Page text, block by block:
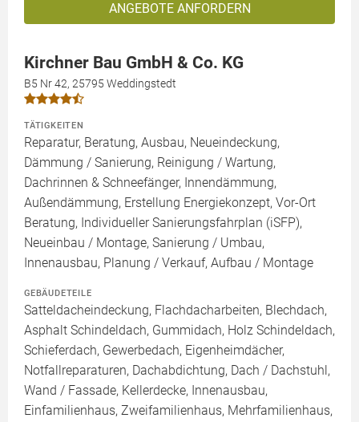
ANGEBOTE ANFORDERN
Kirchner Bau GmbH & Co. KG
B5 Nr 42, 25795 Weddingstedt
TÄTIGKEITEN
Reparatur, Beratung, Ausbau, Neueindeckung,
Dämmung / Sanierung, Reinigung / Wartung,
Dachrinnen & Schneefänger, Innendämmung,
Außendämmung, Erstellung Energiekonzept, Vor-Ort
Beratung, Individueller Sanierungsfahrplan (iSFP),
Neueinbau / Montage, Sanierung / Umbau,
Innenausbau, Planung / Verkauf, Aufbau / Montage
GEBÄUDETEILE
Satteldacheindeckung, Flachdacharbeiten, Blechdach,
Asphalt Schindeldach, Gummidach, Holz Schindeldach,
Schieferdach, Gewerbedach, Eigenheimdächer,
Notfallreparaturen, Dachabdichtung, Dach / Dachstuhl,
Wand / Fassade, Kellerdecke, Innenausbau,
Einfamilienhaus, Zweifamilienhaus, Mehrfamilienhaus,